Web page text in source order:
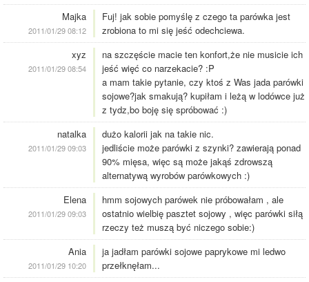
Majka
2011/01/29 08:12
Fuj! jak sobie pomyślę z czego ta parówka jest
zrobiona to mi się jeść odechciewa.
xyz
2011/01/29 08:54
na szczęście macie ten konfort,że nie musicie ich
jeść więć co narzekacie? :P
a mam takie pytanie, czy ktoś z Was jada parówki
sojowe?jak smakują? kupiłam i leżą w lodówce już
z tydz,bo boję się spróbować :)
natalka
2011/01/29 09:03
dużo kalorii jak na takie nic.
jedliście może parówki z szynki? zawierają ponad
90% mięsa, więc są może jakąś zdrowszą
alternatywą wyrobów parówkowych :)
Elena
2011/01/29 09:03
hmm sojowych parówek nie próbowałam , ale
ostatnio wielbię pasztet sojowy , więc parówki siłą
rzeczy też muszą być niczego sobie:)
Ania
2011/01/29 10:20
ja jadłam parówki sojowe paprykowe mi ledwo
przełknęłam...